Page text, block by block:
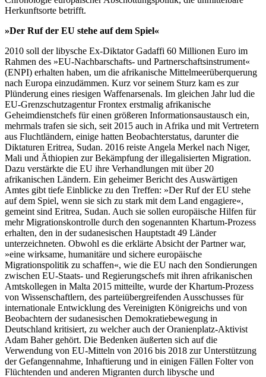
Herkunftsorte betrifft.
»Der Ruf der EU stehe auf dem Spiel«
2010 soll der libysche Ex-Diktator Gadaffi 60 Millionen Euro im
Rahmen des »EU-Nachbarschafts- und Partnerschaftsinstrument«
(ENPI) erhalten haben, um die afrikanische Mittelmeerüberquerung
nach Europa einzudämmen. Kurz vor seinem Sturz kam es zur
Plünderung eines riesigen Waffenarsenals. Im gleichen Jahr lud die
EU-Grenzschutzagentur Frontex erstmalig afrikanische
Geheimdienstchefs für einen größeren Informationsaustausch ein,
mehrmals trafen sie sich, seit 2015 auch in Afrika und mit Vertretern
aus Fluchtländern, einige hatten Beobachterstatus, darunter die
Diktaturen Eritrea, Sudan. 2016 reiste Angela Merkel nach Niger,
Mali und Äthiopien zur Bekämpfung der illegalisierten Migration.
Dazu verstärkte die EU ihre Verhandlungen mit über 20
afrikanischen Ländern. Ein geheimer Bericht des Auswärtigen
Amtes gibt tiefe Einblicke zu den Treffen: »Der Ruf der EU stehe
auf dem Spiel, wenn sie sich zu stark mit dem Land engagiere«,
gemeint sind Eritrea, Sudan. Auch sie sollen europäische Hilfen für
mehr Migrationskontrolle durch den sogenannten Khartum-Prozess
erhalten, den in der sudanesischen Hauptstadt 49 Länder
unterzeichneten. Obwohl es die erklärte Absicht der Partner war,
»eine wirksame, humanitäre und sichere europäische
Migrationspolitik zu schaffen«, wie die EU nach den Sondierungen
zwischen EU-Staats- und Regierungschefs mit ihren afrikanischen
Amtskollegen in Malta 2015 mitteilte, wurde der Khartum-Prozess
von Wissenschaftlern, des parteiübergreifenden Ausschusses für
internationale Entwicklung des Vereinigten Königreichs und von
Beobachtern der sudanesischen Demokratiebewegung in
Deutschland kritisiert, zu welcher auch der Oranienplatz-Aktivist
Adam Baher gehört. Die Bedenken äußerten sich auf die
Verwendung von EU-Mitteln von 2016 bis 2018 zur Unterstützung
der Gefangennahme, Inhaftierung und in einigen Fällen Folter von
Flüchtenden und anderen Migranten durch libysche und